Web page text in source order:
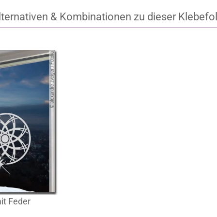
& Kombinationen zu dieser